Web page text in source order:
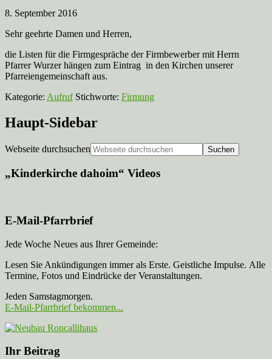
8. September 2016
Sehr geehrte Damen und Herren,
die Listen für die Firmgespräche der Firmbewerber mit Herrn
Pfarrer Wurzer hängen zum Eintrag in den Kirchen unserer
Pfarreiengemeinschaft aus.
Kategorie: Aufruf Stichworte: Firmung
Haupt-Sidebar
Webseite durchsuchen
„Kinderkirche dahoim“ Videos
E-Mail-Pfarrbrief
Jede Woche Neues aus Ihrer Gemeinde:
Lesen Sie Ankündigungen immer als Erste. Geistliche Impulse. Alle
Termine, Fotos und Eindrücke der Veranstaltungen.
Jeden Samstagmorgen.
E-Mail-Pfarrbrief bekommen...
Ihr Beitrag